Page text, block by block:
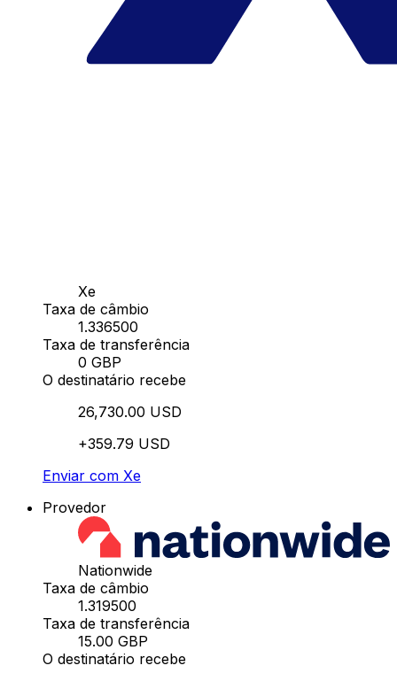
Xe
Taxa de câmbio
1.336500
Taxa de transferência
0 GBP
O destinatário recebe
26,730.00 USD
+359.79 USD
Enviar com Xe
Provedor
Nationwide
Taxa de câmbio
1.319500
Taxa de transferência
15.00 GBP
O destinatário recebe